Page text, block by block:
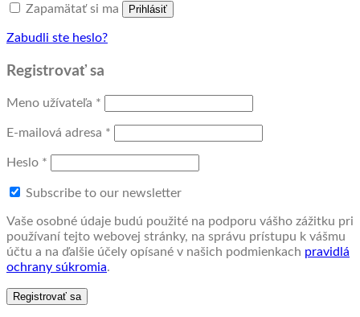
Zapamätať si ma Prihlásiť
Zabudli ste heslo?
Registrovať sa
Meno užívateľa *
E-mailová adresa *
Heslo *
Subscribe to our newsletter
Vaše osobné údaje budú použité na podporu vášho zážitku pri
používaní tejto webovej stránky, na správu prístupu k vášmu
účtu a na ďalšie účely opísané v našich podmienkach pravidlá
ochrany súkromia.
Registrovať sa